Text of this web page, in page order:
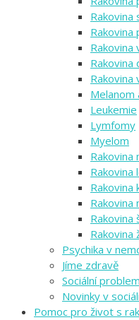
Rakovina
Rakovina
Rakovina
Rakovina
Melanom
Leukemie
Lymfomy
Myelom
Rakovina
Rakovina
Rakovina
Rakovina
Rakovina
Rakovina
Psychika v
Jíme zdravě
Sociální
Novinky v
Pomoc pro život s